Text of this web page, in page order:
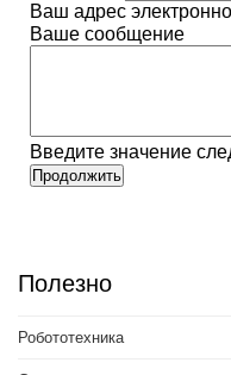
Ваш адрес
Ваше сообщение
Введите значение
Полезно
Робототехника